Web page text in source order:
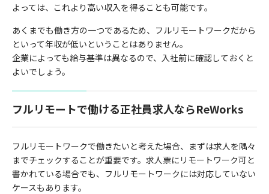
よっては、これより高い収入を得ることも可能です。
あくまでも働き方の一つであるため、フルリモートワークだから
といって年収が低いということはありません。
企業によっても給与基準は異なるので、入社前に確認しておくと
よいでしょう。
フルリモートで働ける正社員求人ならReWorks
フルリモートワークで働きたいと考えた場合、まずは求人を隅々
までチェックすることが重要です。求人票にリモートワーク可と
書かれている場合でも、フルリモートワークには対応していない
ケースもあります。